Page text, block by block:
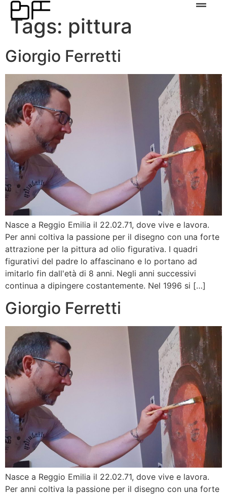
Tags: pittura
Giorgio Ferretti
Nasce a Reggio Emilia il 22.02.71, dove vive e lavora.
Per anni coltiva la passione per il disegno con una forte
attrazione per la pittura ad olio figurativa. I quadri
figurativi del padre lo affascinano e lo portano ad
imitarlo fin dall'età di 8 anni. Negli anni successivi
continua a dipingere costantemente. Nel 1996 si […]
Giorgio Ferretti
Nasce a Reggio Emilia il 22.02.71, dove vive e lavora.
Per anni coltiva la passione per il disegno con una forte